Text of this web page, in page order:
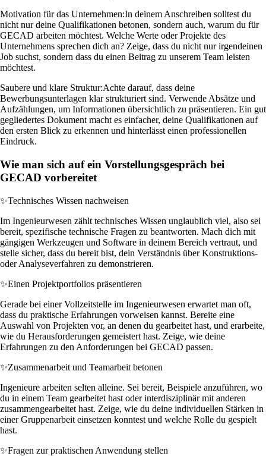
Motivation für das Unternehmen:In deinem Anschreiben solltest du
nicht nur deine Qualifikationen betonen, sondern auch, warum du für
GECAD arbeiten möchtest. Welche Werte oder Projekte des
Unternehmens sprechen dich an? Zeige, dass du nicht nur irgendeinen
Job suchst, sondern dass du einen Beitrag zu unserem Team leisten
möchtest.
Saubere und klare Struktur:Achte darauf, dass deine
Bewerbungsunterlagen klar strukturiert sind. Verwende Absätze und
Aufzählungen, um Informationen übersichtlich zu präsentieren. Ein gut
gegliedertes Dokument macht es einfacher, deine Qualifikationen auf
den ersten Blick zu erkennen und hinterlässt einen professionellen
Eindruck.
Wie man sich auf ein Vorstellungsgespräch bei
GECAD vorbereitet
✨Technisches Wissen nachweisen
Im Ingenieurwesen zählt technisches Wissen unglaublich viel, also sei
bereit, spezifische technische Fragen zu beantworten. Mach dich mit
gängigen Werkzeugen und Software in deinem Bereich vertraut, und
stelle sicher, dass du bereit bist, dein Verständnis über Konstruktions-
oder Analyseverfahren zu demonstrieren.
✨Einen Projektportfolios präsentieren
Gerade bei einer Vollzeitstelle im Ingenieurwesen erwartet man oft,
dass du praktische Erfahrungen vorweisen kannst. Bereite eine
Auswahl von Projekten vor, an denen du gearbeitet hast, und erarbeite,
wie du Herausforderungen gemeistert hast. Zeige, wie deine
Erfahrungen zu den Anforderungen bei GECAD passen.
✨Zusammenarbeit und Teamarbeit betonen
Ingenieure arbeiten selten alleine. Sei bereit, Beispiele anzuführen, wo
du in einem Team gearbeitet hast oder interdisziplinär mit anderen
zusammengearbeitet hast. Zeige, wie du deine individuellen Stärken in
einer Gruppenarbeit einsetzen konntest und welche Rolle du gespielt
hast.
✨Fragen zur praktischen Anwendung stellen